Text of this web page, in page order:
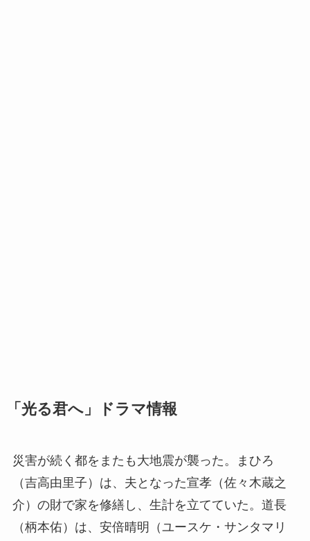
「光る君へ」ドラマ情報
災害が続く都をまたも大地震が襲った。まひろ
（吉高由里子）は、夫となった宣孝（佐々木蔵之
介）の財で家を修繕し、生計を立てていた。道長
（柄本佑）は、安倍晴明（ユースケ・サンタマリ